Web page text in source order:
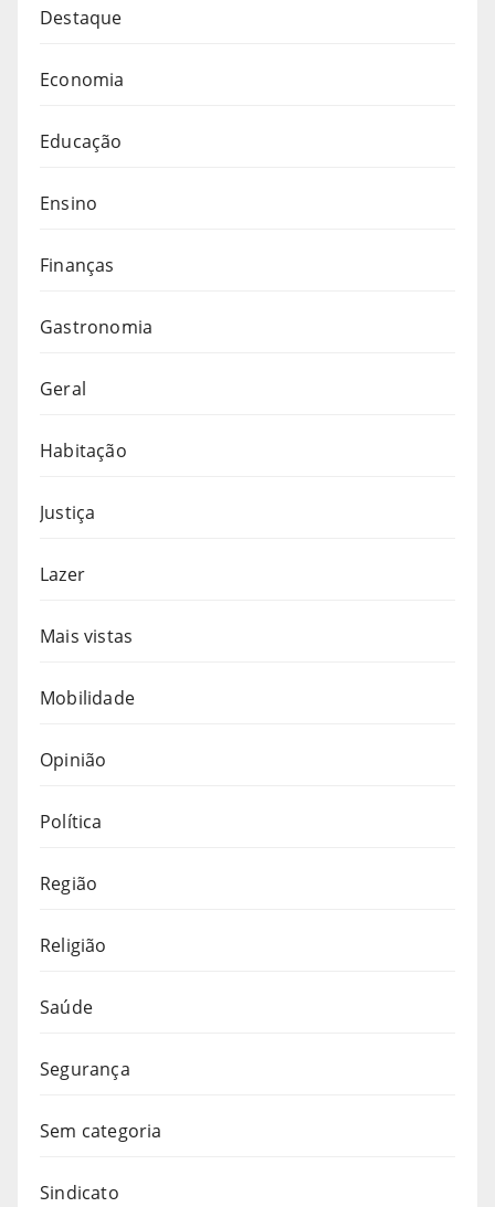
Destaque
Economia
Educação
Ensino
Finanças
Gastronomia
Geral
Habitação
Justiça
Lazer
Mais vistas
Mobilidade
Opinião
Política
Região
Religião
Saúde
Segurança
Sem categoria
Sindicato